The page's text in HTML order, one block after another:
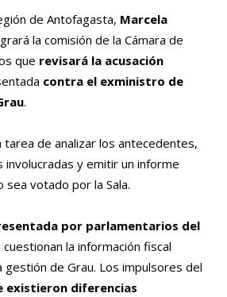
de Antofagasta, Marcela
la comisión de la Cámara de
que revisará la acusación
contra el exministro de
.
tarea de analizar los antecedentes,
involucradas y emitir un informe
votado por la Sala.
por parlamentarios del
cuestionan la información fiscal
de Grau. Los impulsores del
existieron diferencias